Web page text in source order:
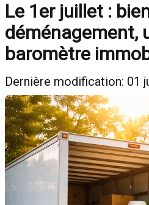
Le 1er juillet :
déménagement,
baromètre
Dernière modification: 01